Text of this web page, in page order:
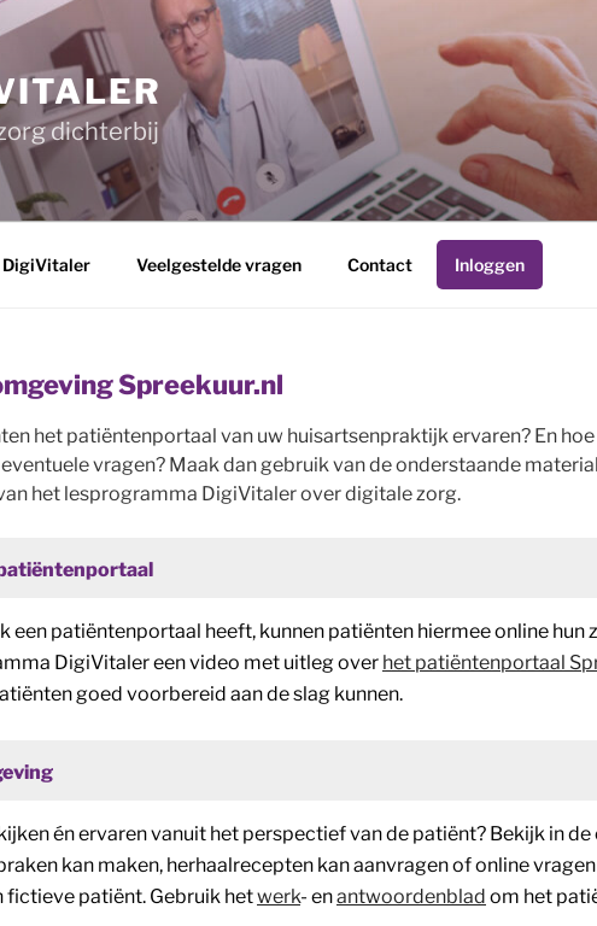
dichterbij
DigiVitaler Veelgestelde vragen Contact Inloggen
Spreekuur.nl
het patiëntenportaal van uw huisartsenpraktijk ervaren? En
vragen? Maak dan gebruik van de onderstaande
het lesprogramma DigiVitaler over digitale zorg.
een patiëntenportaal heeft, kunnen patiënten hiermee online
DigiVitaler een video met uitleg over het patiëntenportaal
goed voorbereid aan de slag kunnen.
én ervaren vanuit het perspectief van de patiënt? Bekijk in
kan maken, herhaalrecepten kan aanvragen of online
fictieve patiënt. Gebruik hetwerk- enantwoordenblad om het